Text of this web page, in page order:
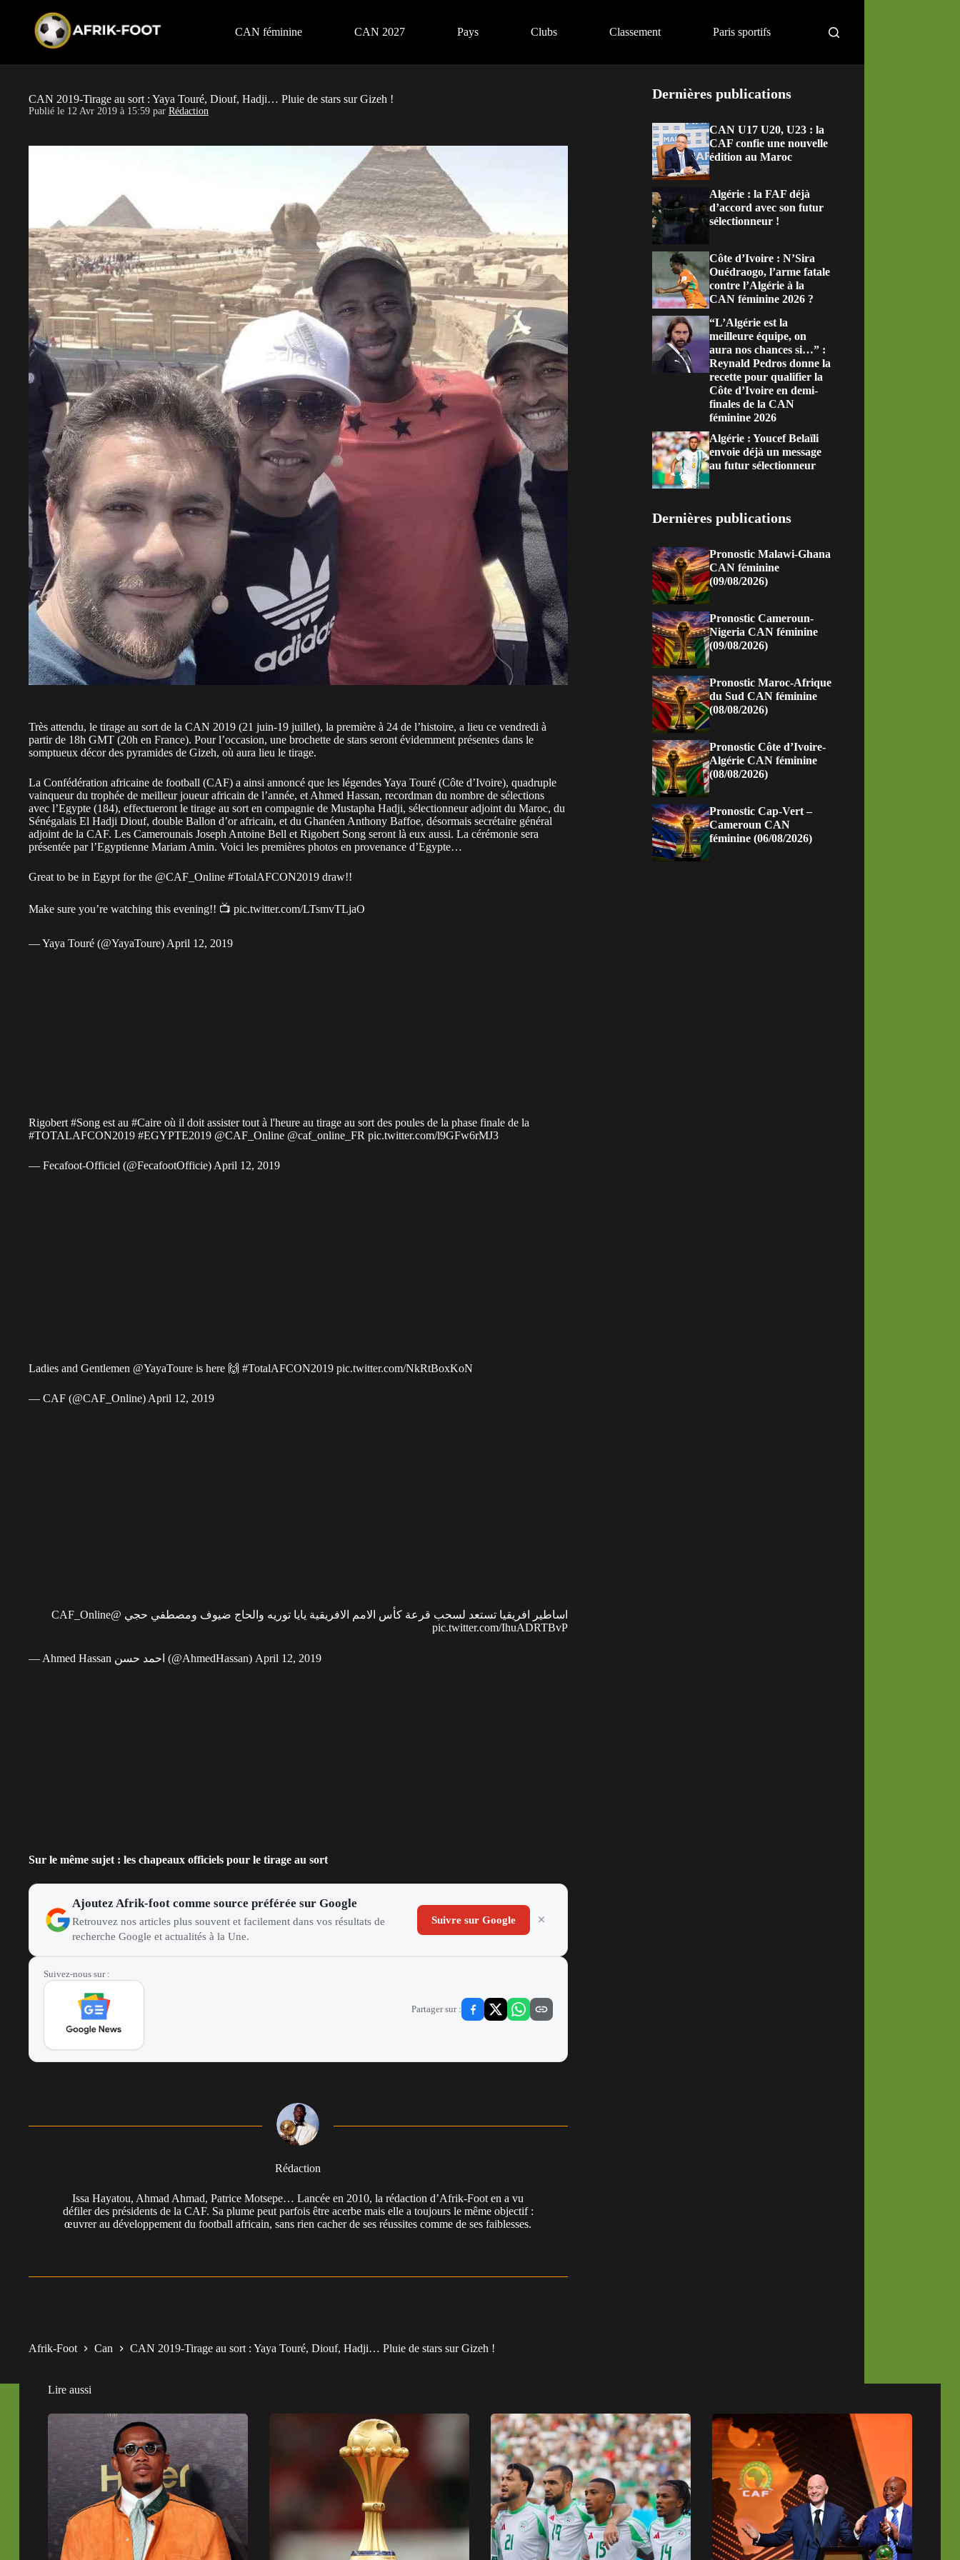
CAN féminine CAN 2027 Pays Clubs Classement Paris sportifs
CAN 2019-Tirage au sort : Yaya Touré, Diouf, Hadji… Pluie de stars sur Gizeh !
Publié le 12 Avr 2019 à 15:59 par Rédaction
Très attendu, le tirage au sort de la CAN 2019 (21 juin-19 juillet), la première à 24 de l’histoire, a lieu ce vendredi à
partir de 18h GMT (20h en France). Pour l’occasion, une brochette de stars seront évidemment présentes dans le
somptueux décor des pyramides de Gizeh, où aura lieu le tirage.
La Confédération africaine de football (CAF) a ainsi annoncé que les légendes Yaya Touré (Côte d’Ivoire), quadruple
vainqueur du trophée de meilleur joueur africain de l’année, et Ahmed Hassan, recordman du nombre de sélections
avec l’Egypte (184), effectueront le tirage au sort en compagnie de Mustapha Hadji, sélectionneur adjoint du Maroc, du
Sénégalais El Hadji Diouf, double Ballon d’or africain, et du Ghanéen Anthony Baffoe, désormais secrétaire général
adjoint de la CAF. Les Camerounais Joseph Antoine Bell et Rigobert Song seront là eux aussi. La cérémonie sera
présentée par l’Egyptienne Mariam Amin. Voici les premières photos en provenance d’Egypte…
Great to be in Egypt for the @CAF_Online #TotalAFCON2019 draw!!
Make sure you’re watching this evening!! 📺 pic.twitter.com/LTsmvTLjaO
— Yaya Touré (@YayaToure) April 12, 2019
Rigobert #Song est au #Caire où il doit assister tout à l'heure au tirage au sort des poules de la phase finale de la
#TOTALAFCON2019 #EGYPTE2019 @CAF_Online @caf_online_FR pic.twitter.com/l9GFw6rMJ3
— Fecafoot-Officiel (@FecafootOfficie) April 12, 2019
Ladies and Gentlemen @YayaToure is here 🙌 #TotalAFCON2019 pic.twitter.com/NkRtBoxKoN
— CAF (@CAF_Online) April 12, 2019
اساطير افريقيا تستعد لسحب قرعة كأس الامم الافريقية يايا توريه والحاج ضيوف ومصطفي حجي @CAF_Online
pic.twitter.com/IhuADRTBvP
— Ahmed Hassan احمد حسن (@AhmedHassan) April 12, 2019
Sur le même sujet : les chapeaux officiels pour le tirage au sort
Ajoutez Afrik-foot comme source préférée sur Google
Retrouvez nos articles plus souvent et facilement dans vos résultats de
recherche Google et actualités à la Une.
Suivre sur Google
Suivez-nous sur :
Partager sur :
Rédaction
Issa Hayatou, Ahmad Ahmad, Patrice Motsepe… Lancée en 2010, la rédaction d’Afrik-Foot en a vu
défiler des présidents de la CAF. Sa plume peut parfois être acerbe mais elle a toujours le même objectif :
œuvrer au développement du football africain, sans rien cacher de ses réussites comme de ses faiblesses.
Dernières publications
CAN U17 U20, U23 : la
CAF confie une nouvelle
édition au Maroc
Algérie : la FAF déjà
d’accord avec son futur
sélectionneur !
Côte d’Ivoire : N’Sira
Ouédraogo, l’arme fatale
contre l’Algérie à la
CAN féminine 2026 ?
“L’Algérie est la
meilleure équipe, on
aura nos chances si…” :
Reynald Pedros donne la
recette pour qualifier la
Côte d’Ivoire en demi-
finales de la CAN
féminine 2026
Algérie : Youcef Belaïli
envoie déjà un message
au futur sélectionneur
Dernières publications
Pronostic Malawi-Ghana
CAN féminine
(09/08/2026)
Pronostic Cameroun-
Nigeria CAN féminine
(09/08/2026)
Pronostic Maroc-Afrique
du Sud CAN féminine
(08/08/2026)
Pronostic Côte d’Ivoire-
Algérie CAN féminine
(08/08/2026)
Pronostic Cap-Vert –
Cameroun CAN
féminine (06/08/2026)
Afrik-Foot Can CAN 2019-Tirage au sort : Yaya Touré, Diouf, Hadji… Pluie de stars sur Gizeh !
Lire aussi